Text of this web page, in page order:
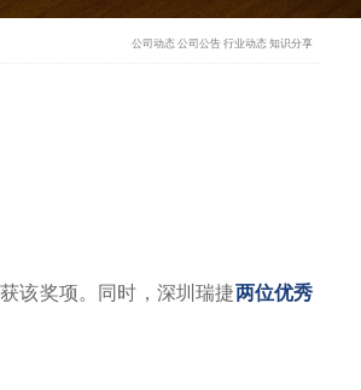
公司动态 公司公告行业动态 知识分享
该奖项。同时，深圳瑞捷两位优秀